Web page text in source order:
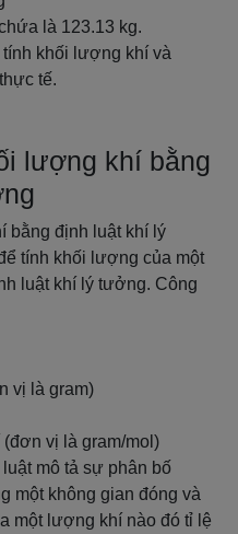
là 123.13 kg.
khối lượng khí và
tế.
lượng khí bằng
bằng định luật khí lý
tính khối lượng của một
luật khí lý tưởng. Công
vị là gram)
vị là gram/mol)
mô tả sự phân bố
một không gian đóng và
một lượng khí nào đó tỉ lệ